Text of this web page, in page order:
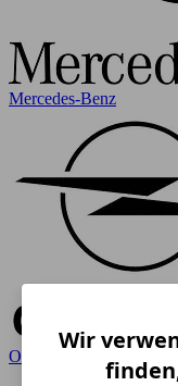
Mercedes-Benz
Opel
Wir